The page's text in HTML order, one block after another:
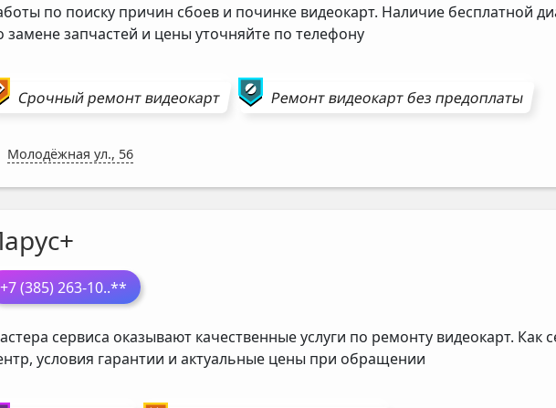
по поиску причин сбоев и починке видеокарт. Наличие бесплатной
замене запчастей и цены уточняйте по телефону
Срочный ремонтвидеокарт Ремонтвидеокартбез предоплаты
Молодёжная ул., 56
+7 (385) 263-10..**
сервиса оказывают качественные услуги по ремонту видеокарт. Как
условия гарантии и актуальные цены при обращении